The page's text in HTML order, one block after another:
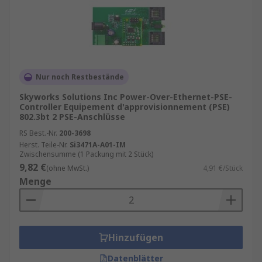
finden Sie bei RS immer die passende Lösung.
Power over Ethernet kaufen
Ethernet-Komponenten und Zubehör für jede
Marken und bietet Ihnen Qualität,
Zuverlässigkeit und schnelle Lieferung. Wählen
Sie aus:
Skyworks Solutions Inc– für
leistungsstarke PoE-Chipsätze
MPS– bewährte Lösungen für
Netzwerktechnik
Maxim Integrated– innovative PoE-
Controller für anspruchsvolle
Anwendungen
Nur noch Restbestände
Skyworks Solutions Inc Power-Over-Ethernet-PSE-
Controller Equipement d'approvisionnement (PSE)
802.3bt 2 PSE-Anschlüsse
RS Best.-Nr. 200-3698
Herst. Teile-Nr. Si3471A-A01-IM
Zwischensumme (1 Packung mit 2 Stück)
9,82 €(ohne MwSt.) 4,91 €/Stück
Menge
Hinzufügen
Datenblätter